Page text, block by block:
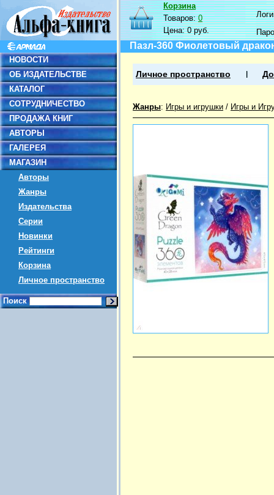
НОВОСТИ
ОБ ИЗДАТЕЛЬСТВЕ
КАТАЛОГ
СОТРУДНИЧЕСТВО
ПРОДАЖА КНИГ
АВТОРЫ
ГАЛЕРЕЯ
МАГАЗИН
Авторы
Жанры
Издательства
Серии
Новинки
Рейтинги
Корзина
Личное пространство
Поиск
Корзина
Товаров:0
Цена:0 руб.
Пазл-360 Фиолетовый
Личное пространство
Жанры: Игры и игрушки / Игры и